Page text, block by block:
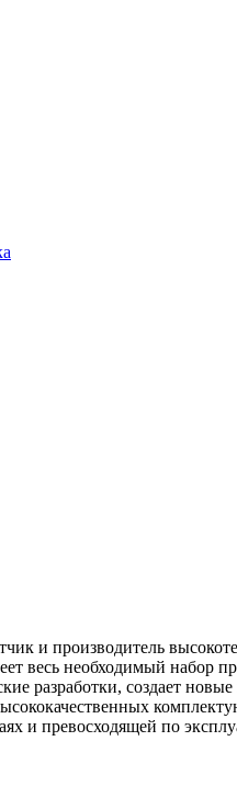
и производитель
весь необходимый
разработки, создает
и превосходящей по